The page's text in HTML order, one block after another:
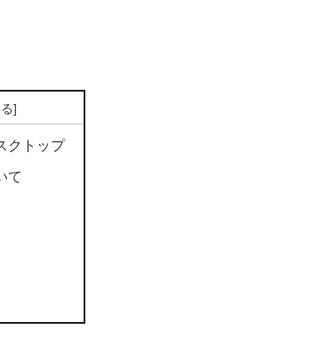
クトップ
て